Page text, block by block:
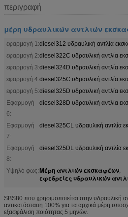
περιγραφή
μέρη υδραυλικών αντλιών
εφαρμογή 1:diesel312 υδραυλική αντλία
εφαρμογή 2:diesel322C υδραυλική αντλία
εφαρμογή 3:diesel324D υδραυλική αντλία
εφαρμογή 4:diesel325C υδραυλική αντλία
εφαρμογή 5:diesel325D υδραυλική αντλία
Εφαρμογή
6:
diesel328D υδραυλική αντλία
Εφαρμογή
7:
diesel325CL υδραυλική αντλία
Εφαρμογή
8:
diesel325DL υδραυλική αντλία
Υψηλό φως:Μέρη αντλιών εκσκαφέων,
εφεδρείες υδραυλικών
SBS80 που χρησιμοποιείται στην υδραυλική
αντικατάσταση 100% για τα αρχικά μέρη
εξασφάλιση ποιότητας 5 μηνών.